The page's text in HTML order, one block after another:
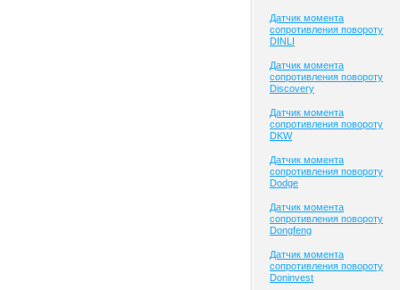
Датчик момента
сопротивления повороту
DINLI
Датчик момента
сопротивления повороту
Discovery
Датчик момента
сопротивления повороту
DKW
Датчик момента
сопротивления повороту
Dodge
Датчик момента
сопротивления повороту
Dongfeng
Датчик момента
сопротивления повороту
Doninvest